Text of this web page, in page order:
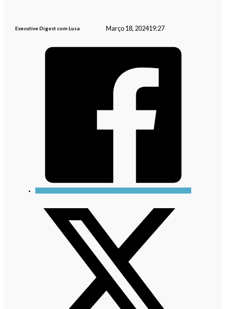
Executive Digest com Lusa Março 18, 202419:27